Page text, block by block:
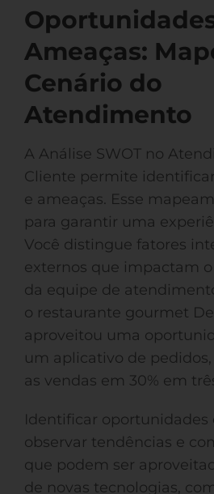
Ameaças:
Cenário do
Atendimento
A Análise SWOT no
Cliente permite
e ameaças. Esse
para garantir uma
Você distingue fatores
externos que impactam
da equipe de
o restaurante gourmet
aproveitou uma
um aplicativo de
as vendas em 30% em
Identificar oportunidades
observar tendências e
que podem ser
de novas tecnologias,